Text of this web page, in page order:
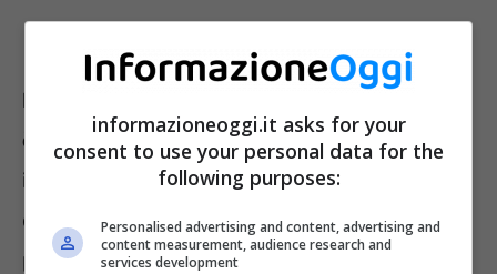
L’unica cosa certa è che il prezzo del Pellet
è salito alle stelle. Fino a prima del conflitto
in Ucraina, bastavano4-5 europer un sacco
da
15 kg. Mentreadessoil medesimo sacco
può arrivare a costare anche
informazioneoggi.it asks for your
consent to use your personal data for the
following purposes:
Personalised advertising and content, advertising and
content measurement, audience research and
services development